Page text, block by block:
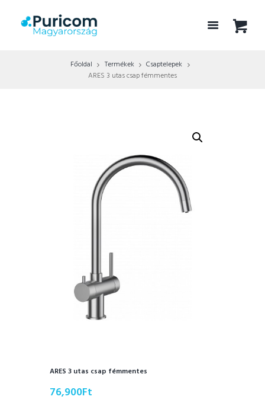
Főoldal Termékek
Csaptelepek
ARES 3 utas csap fémmentes
ARES 3 utas csap fémmentes
76,900Ft